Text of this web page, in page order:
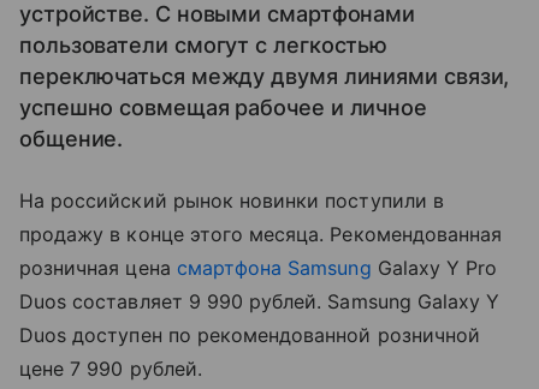
устройстве. С новыми смартфонами
пользователи смогут с легкостью
переключаться между двумя линиями связи,
успешно совмещая рабочее и личное
общение.
На российский рынок новинки поступили в
продажу в конце этого месяца. Рекомендованная
розничная цена смартфона Samsung Galaxy Y Pro
Duos составляет 9 990 рублей. Samsung Galaxy Y
Duos доступен по рекомендованной розничной
цене 7 990 рублей.